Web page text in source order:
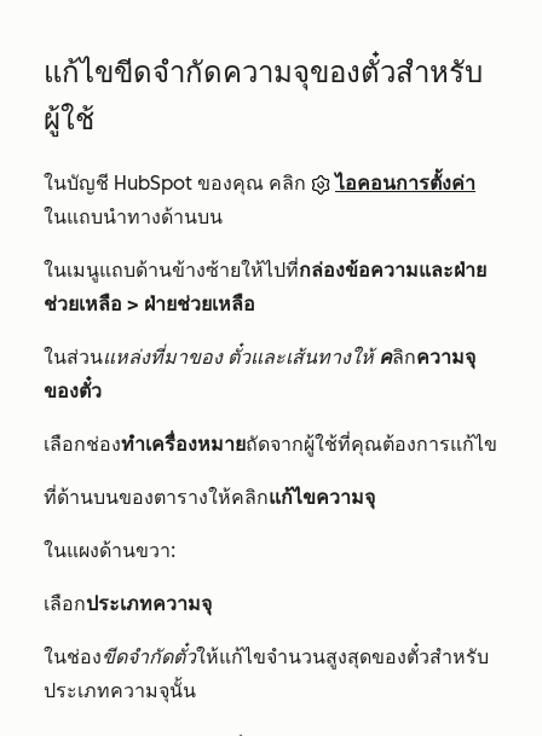
แก้ไขขีดจำกัดความจุของตั๋วสำหรับ
ผู้ใช้
ในบัญชี HubSpot ของคุณ คลิก
ไอคอนการตั้งค่า
ในแถบนำทางด้านบน
ในเมนูแถบด้านข้างซ้ายให้ไปที่กล่องข้อความและฝ่าย
ช่วยเหลือ > ฝ่ายช่วยเหลือ
ในส่วนแหล่งที่มาของ ตั๋วและเส้นทางให้ คลิกความจุ
ของตั๋ว
เลือกช่องทำเครื่องหมายถัดจากผู้ใช้ที่คุณต้องการแก้ไข
ที่ด้านบนของตารางให้คลิกแก้ไขความจุ
ในแผงด้านขวา:
เลือกประเภทความจุ
ในช่องขีดจำกัดตั๋วให้แก้ไขจำนวนสูงสุดของตั๋วสำหรับ
ประเภทความจุนั้น